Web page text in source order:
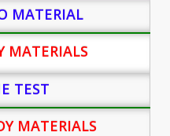
MATERIAL
MATERIALS
TEST
MATERIALS